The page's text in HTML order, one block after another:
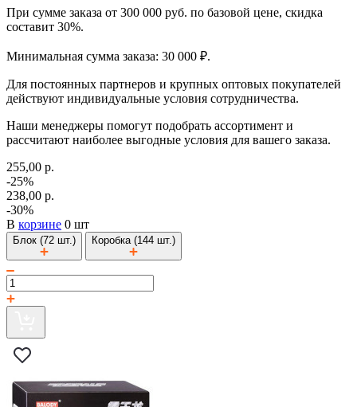
При сумме заказа от 300 000 руб. по базовой цене, скидка
составит 30%.
Минимальная сумма заказа: 30 000 ₽.
Для постоянных партнеров и крупных оптовых покупателей
действуют индивидуальные условия сотрудничества.
Наши менеджеры помогут подобрать ассортимент и
рассчитают наиболее выгодные условия для вашего заказа.
255,00 р.
-25%
238,00 р.
-30%
В корзине 0 шт
Блок (72 шт.) Коробка (144 шт.)